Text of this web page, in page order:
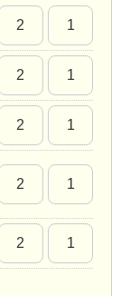
2 1
2 1
2 1
2 1
2 1